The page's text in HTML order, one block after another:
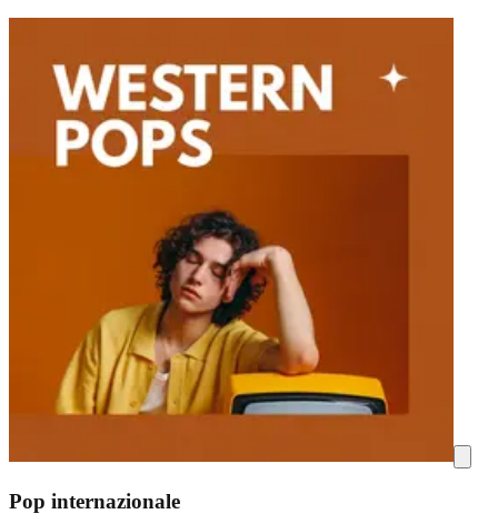
Pop internazionale